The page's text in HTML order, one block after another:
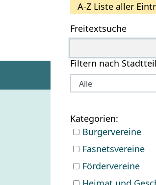
A-Z Liste aller
Freitextsuche
Filtern nach
Bürgervereine
Fasnetsvereine
Fördervereine